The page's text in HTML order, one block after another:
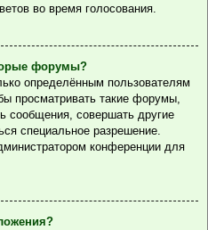
во время голосования.
форумы?
определённым пользователям
просматривать такие форумы,
сообщения, совершать другие
специальное разрешение.
конференции для